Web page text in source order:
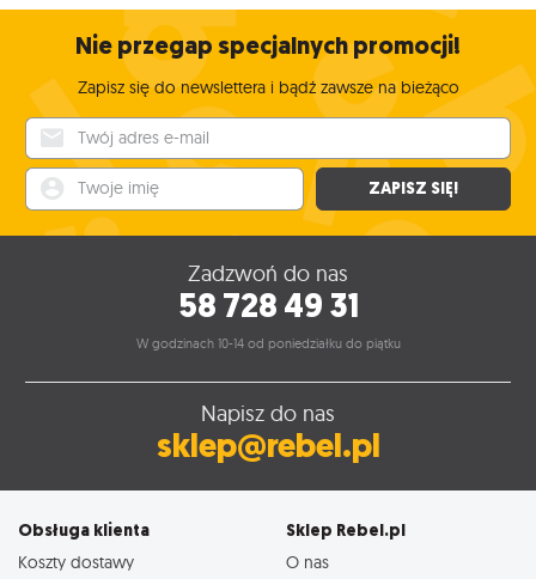
Nie przegap specjalnych promocji!
Zapisz się do newslettera i bądź zawsze na bieżąco
ZAPISZ SIĘ!
Zadzwoń do nas
58 728 49 31
W godzinach 10-14 od poniedziałku do piątku
Napisz do nas
sklep@rebel.pl
Obsługa klienta
Koszty dostawy
Sklep Rebel.pl
O nas